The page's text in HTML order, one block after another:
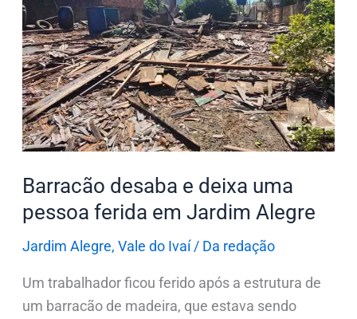
Barracão desaba e deixa uma
pessoa ferida em Jardim Alegre
Jardim Alegre, Vale do Ivaí/ Da redação
Um trabalhador ficou ferido após a estrutura de
um barracão de madeira, que estava sendo
e
deixa
uma
pessoa
ferida
em
Jardim
Alegre